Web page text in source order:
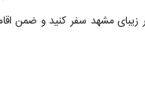
زیبای مشهد سفر کنید و ضمن